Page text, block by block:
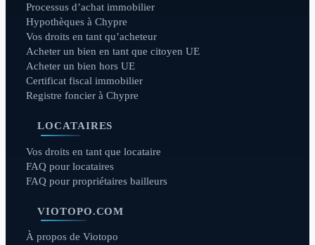
Processus d’achat immobilier
Hypothèques à Chypre
Vos droits en tant qu’acheteur
Acheter un bien en tant que citoyen UE
Acheter un bien hors UE
Certificat fiscal immobilier
Registre foncier à Chypre
LOCATAIRES
Vos droits en tant que locataire
FAQ pour locataires
FAQ pour propriétaires bailleurs
VIOTOPO.COM
À propos de Viotopo